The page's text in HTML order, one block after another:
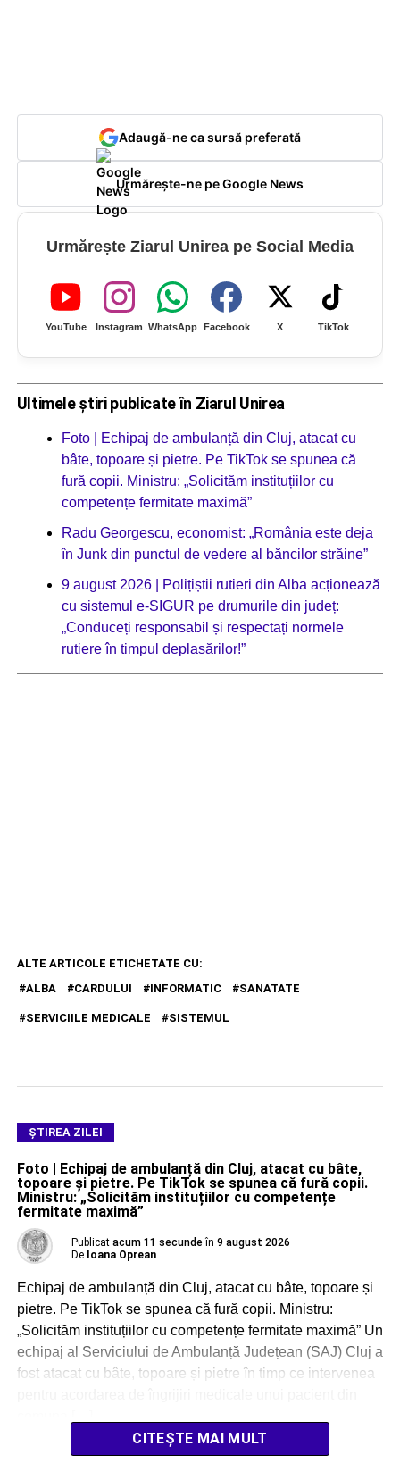
Adaugă-ne ca sursă preferată
Urmărește-ne pe Google News
Urmărește Ziarul Unirea pe Social Media
YouTube Instagram WhatsApp Facebook X TikTok
Ultimele știri publicate în Ziarul Unirea
Foto | Echipaj de ambulanță din Cluj, atacat cu
bâte, topoare și pietre. Pe TikTok se spunea că
fură copii. Ministru: „Solicităm instituțiilor cu
competențe fermitate maximă”
Radu Georgescu, economist: „România este deja
în Junk din punctul de vedere al băncilor străine”
9 august 2026 | Polițiștii rutieri din Alba acționează
cu sistemul e-SIGUR pe drumurile din județ:
„Conduceți responsabil și respectați normele
rutiere în timpul deplasărilor!”
ALTE ARTICOLE ETICHETATE CU:
ALBA
CARDULUI INFORMATIC SANATATE
SERVICIILE MEDICALE SISTEMUL
ŞTIREA ZILEI
Foto | Echipaj de ambulanță din Cluj, atacat cu bâte,
topoare și pietre. Pe TikTok se spunea că fură copii.
Ministru: „Solicităm instituțiilor cu competențe
fermitate maximă”
Publicat acum 11 secunde în 9 august 2026
De Ioana Oprean
Echipaj de ambulanță din Cluj, atacat cu bâte, topoare și
pietre. Pe TikTok se spunea că fură copii. Ministru:
„Solicităm instituțiilor cu competențe fermitate maximă” Un
echipaj al Serviciului de Ambulanță Județean (SAJ) Cluj a
fost atacat cu bâte, topoare și pietre în timp ce intervenea
CITEȘTE MAI MULT